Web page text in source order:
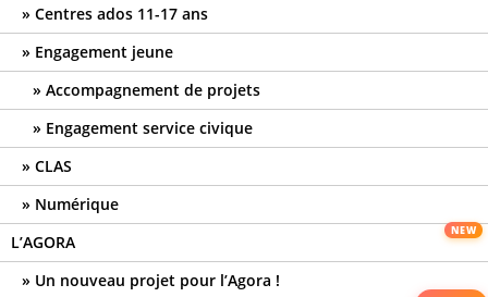
Centres ados 11-17 ans
Engagement jeune
Accompagnement de projets
Engagement service civique
CLAS
Numérique
L’AGORA
Un nouveau projet pour l’Agora !